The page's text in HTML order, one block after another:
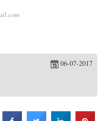
06-07-2017